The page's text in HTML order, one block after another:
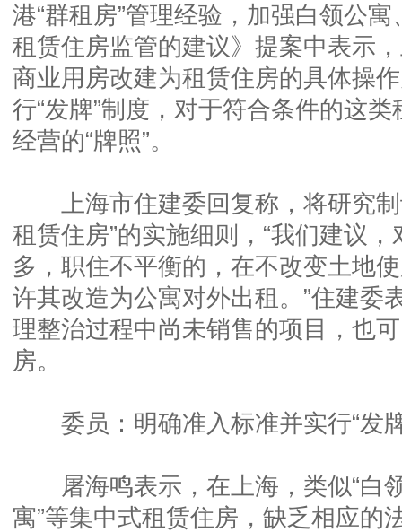
港“群租房”管理经验，加强白领公
租赁住房监管的建议》提案中表示
商业用房改建为租赁住房的具体操
行“发牌”制度，对于符合条件的这
经营的“牌照”。
上海市住建委回复称，将研究制
租赁住房”的实施细则，“我们建议
多，职住不平衡的，在不改变土地
许其改造为公寓对外出租。”住建委
理整治过程中尚未销售的项目，也
房。
委员：明确准入标准并实行“发
屠海鸣表示，在上海，类似“白领
寓”等集中式租赁住房，缺乏相应的